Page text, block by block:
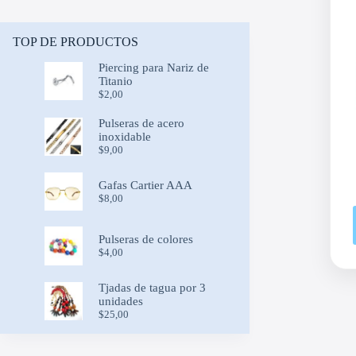
TOP DE PRODUCTOS
Piercing para Nariz de
Titanio
$2,00
Pulseras de acero
inoxidable
$9,00
Gafas Cartier AAA
$8,00
Pulseras de colores
$4,00
Tjadas de tagua por 3
unidades
$25,00